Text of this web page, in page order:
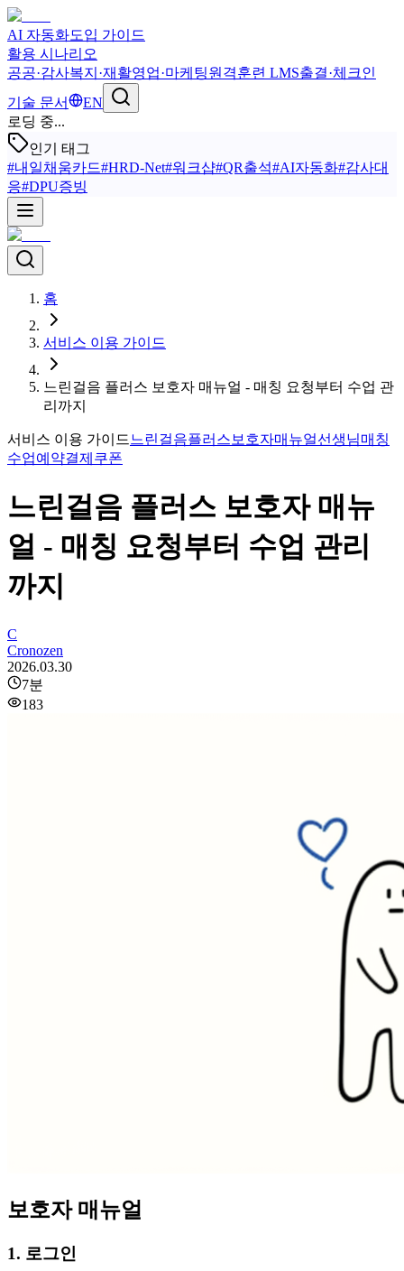
AI 자동화도입 가이드
활용 시나리오
공공·감사복지·재활영업·마케팅원격훈련 LMS출결·체크인
기술 문서
EN
로딩 중...
인기 태그
#내일채움카드#HRD-Net#워크샵#QR출석#AI자동화#감사대
응#DPU증빙
홈
서비스 이용 가이드
느린걸음 플러스 보호자 매뉴얼 - 매칭 요청부터 수업 관
리까지
서비스 이용 가이드 느린걸음플러스 보호자매뉴얼선생님매칭
수업예약결제쿠폰
느린걸음 플러스 보호자 매뉴
얼 - 매칭 요청부터 수업 관리
까지
C
Cronozen
2026.03.30
7분
183
보호자 매뉴얼
1. 로그인